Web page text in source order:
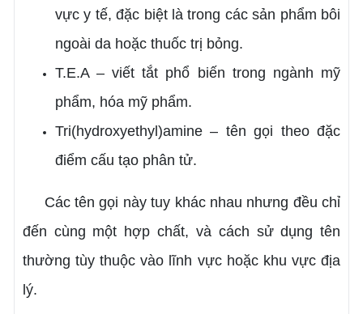
vực y tế, đặc biệt là trong các sản phẩm bôi
ngoài da hoặc thuốc trị bỏng.
T.E.A – viết tắt phổ biến trong ngành mỹ
phẩm, hóa mỹ phẩm.
Tri(hydroxyethyl)amine – tên gọi theo đặc
điểm cấu tạo phân tử.
Các tên gọi này tuy khác nhau nhưng đều chỉ
đến cùng một hợp chất, và cách sử dụng tên
thường tùy thuộc vào lĩnh vực hoặc khu vực địa
lý.